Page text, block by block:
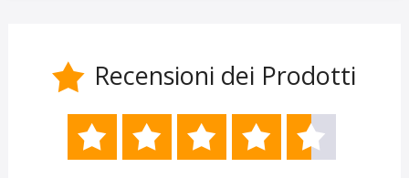
 Recensioni dei Prodotti
    